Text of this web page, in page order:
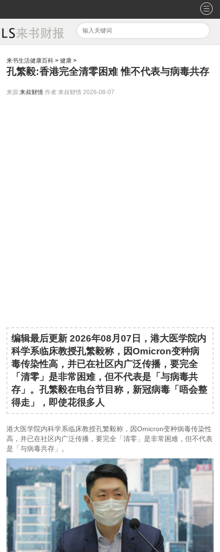
来书生活健康百科 >健康 >
孔繁毅:香港完全清零困难 惟不代表与病毒共存
来源:来叔财情 作者:来叔财情 2026-08-07
编辑最后更新 2026年08月07日，港大医学院内
科学系临床教授孔繁毅称，因Omicron变种病
毒传染性高，并已在社区内广泛传播，要完全
「清零」是非常困难，但不代表是「与病毒共
存」。孔繁毅在电台节目称，新冠病毒「唔会整
得走」，即使花很多人
港大医学院内科学系临床教授孔繁毅称，因Omicron变种病毒传染性
高，并已在社区内广泛传播，要完全「清零」是非常困难，但不代表
是「与病毒共存」。